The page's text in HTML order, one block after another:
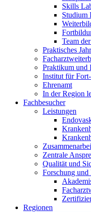
Skills
Studium
Team
Praktisches
Praktikum und
Institut für
Ehrenamt
In der Region
Fachbesucher
Leistungen
Zentrale
Qualität und
Forschung und
Regionen